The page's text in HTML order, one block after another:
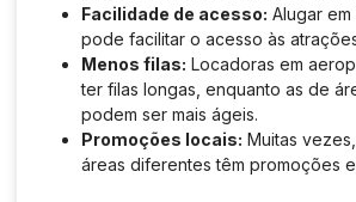
Facilidade de acesso: Alugar
pode facilitar o acesso às
Menos filas: Locadoras em
ter filas longas, enquanto as de
podem ser mais ágeis.
Promoções locais: Muitas
áreas diferentes têm promoções